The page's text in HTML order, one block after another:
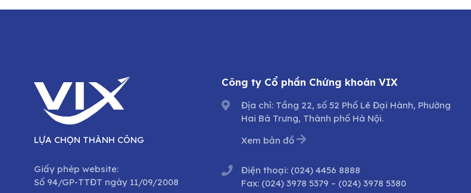
LỰA CHỌN THÀNH CÔNG
Giấy phép website:
Số 94/GP-TTĐT ngày 11/09/2008
Công ty Cổ phần Chứng khoán VIX
Địa chỉ: Tầng 22, số 52 Phố Lê Đại Hành, Phường
Hai Bà Trưng, Thành phố Hà Nội.
Xem bản đồ
Điện thoại: (024) 4456 8888
Fax: (024) 3978 5379 – (024) 3978 5380